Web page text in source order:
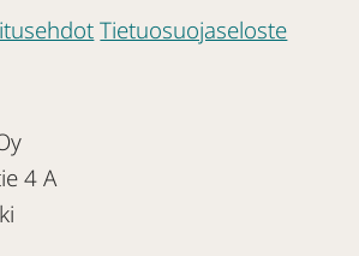
Tietuosuojaseloste
4 A